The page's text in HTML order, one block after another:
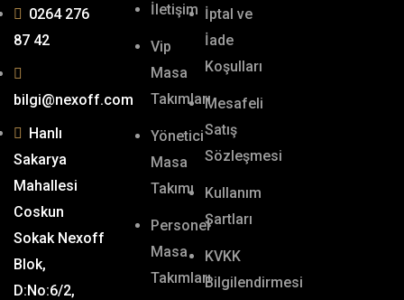
0264 276
87 42
bilgi@nexoff.com
Hanlı
Sakarya
Mahallesi
Coskun
Sokak Nexoff
Blok,
D:No:6/2,
İletişim
Vip
Masa
Takımları
Yönetici
Masa
Takımı
Personel
Masa
Takımları
İptal ve
İade
Koşulları
Mesafeli
Satış
Sözleşmesi
Kullanım
Şartları
KVKK
Bilgilendirmesi